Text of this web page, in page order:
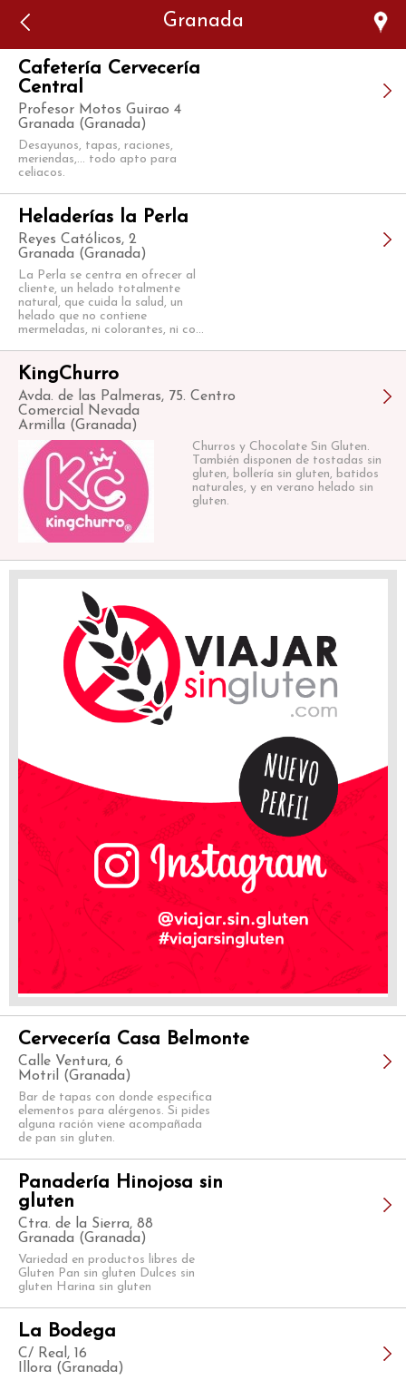
Granada
Cafetería Cervecería
Central
Profesor Motos Guirao 4
Granada (Granada)
Desayunos, tapas, raciones,
meriendas,... todo apto para
celiacos.
Heladerías la Perla
Reyes Católicos, 2
Granada (Granada)
La Perla se centra en ofrecer al
cliente, un helado totalmente
natural, que cuida la salud, un
helado que no contiene
mermeladas, ni colorantes, ni co...
KingChurro
Avda. de las Palmeras, 75. Centro
Comercial Nevada
Armilla (Granada)
Churros y Chocolate Sin Gluten.
También disponen de tostadas sin
gluten, bollería sin gluten, batidos
naturales, y en verano helado sin
gluten.
Cervecería Casa Belmonte
Calle Ventura, 6
Motril (Granada)
Bar de tapas con donde especifica
elementos para alérgenos. Si pides
alguna ración viene acompañada
de pan sin gluten.
Panadería Hinojosa sin
gluten
Ctra. de la Sierra, 88
Granada (Granada)
Variedad en productos libres de
Gluten Pan sin gluten Dulces sin
gluten Harina sin gluten
La Bodega
C/ Real, 16
Illora (Granada)
Error: The domain WWW.VIAJARSINGLUTEN.COM is not
authorized to show the cookie declaration for domain group
ID 546ddaab-b478-4440-aa8a-3b0205284212. Please add it to
the domain group in the Cookiebot Manager to authorize
the domain.